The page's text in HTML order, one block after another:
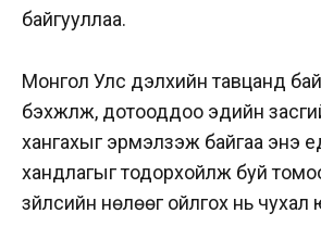
байгууллаа.
Монгол Улс дэлхийн тавцанд
бэхжүүлж, дотооддоо эдийн
хангахыг эрмэлзэж байгаа энэ
хандлагыг тодорхойлж буй
зүйлсийн нөлөөг ойлгох нь чухал